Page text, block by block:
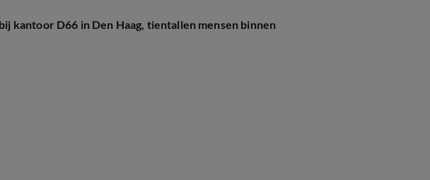
kantoor D66 in Den Haag, tientallen mensen binnen